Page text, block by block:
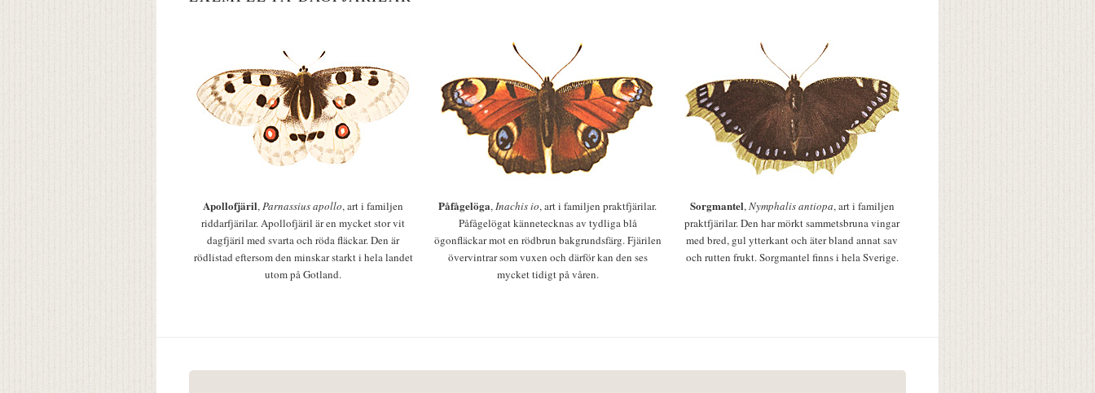
Apollofjäril,Parnassius apollo, art i familjen
riddarfjärilar. Apollofjäril är en mycket stor vit
dagfjäril med svarta och röda fläckar. Den är
rödlistad eftersom den minskar starkt i hela landet
utom på Gotland.
Påfågelöga,Inachis io, art i familjen praktfjärilar.
Påfågelögat kännetecknas av tydliga blå
ögonfläckar mot en rödbrun bakgrundsfärg. Fjärilen
övervintrar som vuxen och därför kan den ses
mycket tidigt på våren.
Sorgmantel,Nymphalis antiopa, art i familjen
praktfjärilar. Den har mörkt sammetsbruna vingar
med bred, gul ytterkant och äter bland annat sav
och rutten frukt. Sorgmantel finns i hela Sverige.